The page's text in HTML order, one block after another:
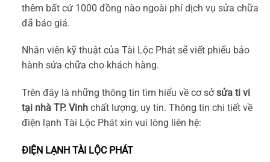
thêm bất cứ 1000 đồng nào ngoài phí dịch vụ sửa chữa
đã báo giá.
Nhân viên kỹ thuật của Tài Lộc Phát sẽ viết phiểu bảo
hành sửa chữa cho khách hàng.
Trên đây là những thông tin tìm hiểu về cơ sởsửa ti vi
tại nhà TP. Vinhchất lượng, uy tín. Thông tin chi tiết về
điện lạnh Tài Lộc Phát xin vui lòng liên hệ:
ĐIỆN LẠNH TÀI LỘC PHÁT